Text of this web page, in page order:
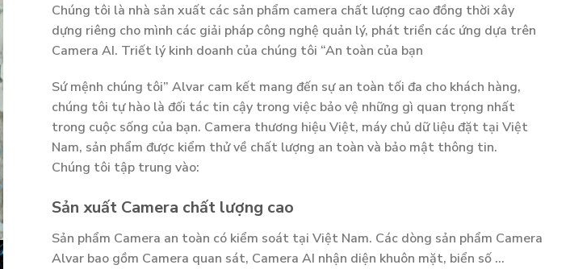
Chúng tôi là nhà sản xuất các sản phẩm camera chất lượng cao đồng thời xây
dựng riêng cho mình các giải pháp công nghệ quản lý, phát triển các ứng dựa trên
Camera AI. Triết lý kinh doanh của chúng tôi “An toàn của bạn
Sứ mệnh chúng tôi” Alvar cam kết mang đến sự an toàn tối đa cho khách hàng,
chúng tôi tự hào là đối tác tin cậy trong việc bảo vệ những gì quan trọng nhất
trong cuộc sống của bạn. Camera thương hiệu Việt, máy chủ dữ liệu đặt tại Việt
Nam, sản phẩm được kiểm thử về chất lượng an toàn và bảo mật thông tin.
Chúng tôi tập trung vào:
Sản xuất Camera chất lượng cao
Sản phẩm Camera an toàn có kiểm soát tại Việt Nam. Các dòng sản phẩm Camera
Alvar bao gồm Camera quan sát, Camera AI nhận diện khuôn mặt, biển số …